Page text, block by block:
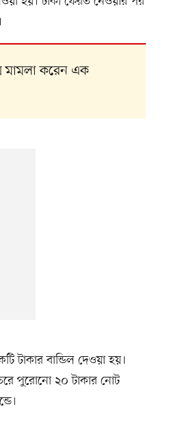
মামলা করেন এক
বান্ডিল দেওয়া হয়।
পুরোনো ২০ টাকার নোট